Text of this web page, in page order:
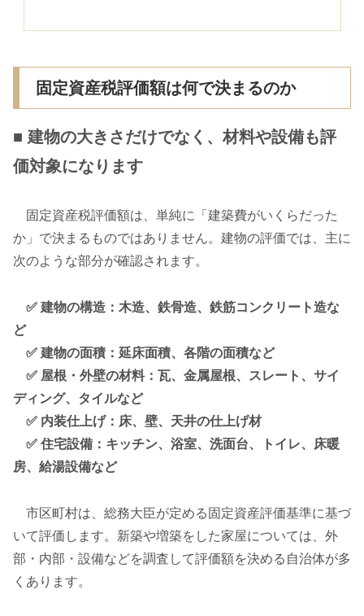
固定資産税評価額は何で決まるのか
■ 建物の大きさだけでなく、材料や設備も評
価対象になります
固定資産税評価額は、単純に「建築費がいくらだった
か」で決まるものではありません。建物の評価では、主に
次のような部分が確認されます。
✅ 建物の構造：木造、鉄骨造、鉄筋コンクリート造な
ど
✅ 建物の面積：延床面積、各階の面積など
✅ 屋根・外壁の材料：瓦、金属屋根、スレート、サイ
ディング、タイルなど
✅ 内装仕上げ：床、壁、天井の仕上げ材
✅ 住宅設備：キッチン、浴室、洗面台、トイレ、床暖
房、給湯設備など
市区町村は、総務大臣が定める固定資産評価基準に基づ
いて評価します。新築や増築をした家屋については、外
部・内部・設備などを調査して評価額を決める自治体が多
くあります。